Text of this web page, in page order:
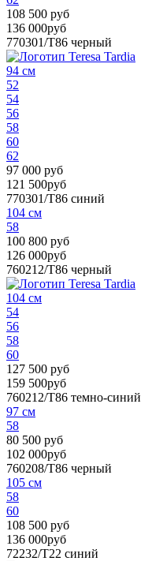
108 500 руб
136 000руб
770301/T86 черный
94 см
52
54
56
58
60
62
97 000 руб
121 500руб
770301/T86 синий
104 см
58
100 800 руб
126 000руб
760212/T86 черный
104 см
54
56
58
60
127 500 руб
159 500руб
760212/T86 темно-синий
97 см
58
80 500 руб
102 000руб
760208/T86 черный
105 см
58
60
108 500 руб
136 000руб
72232/T22 синий